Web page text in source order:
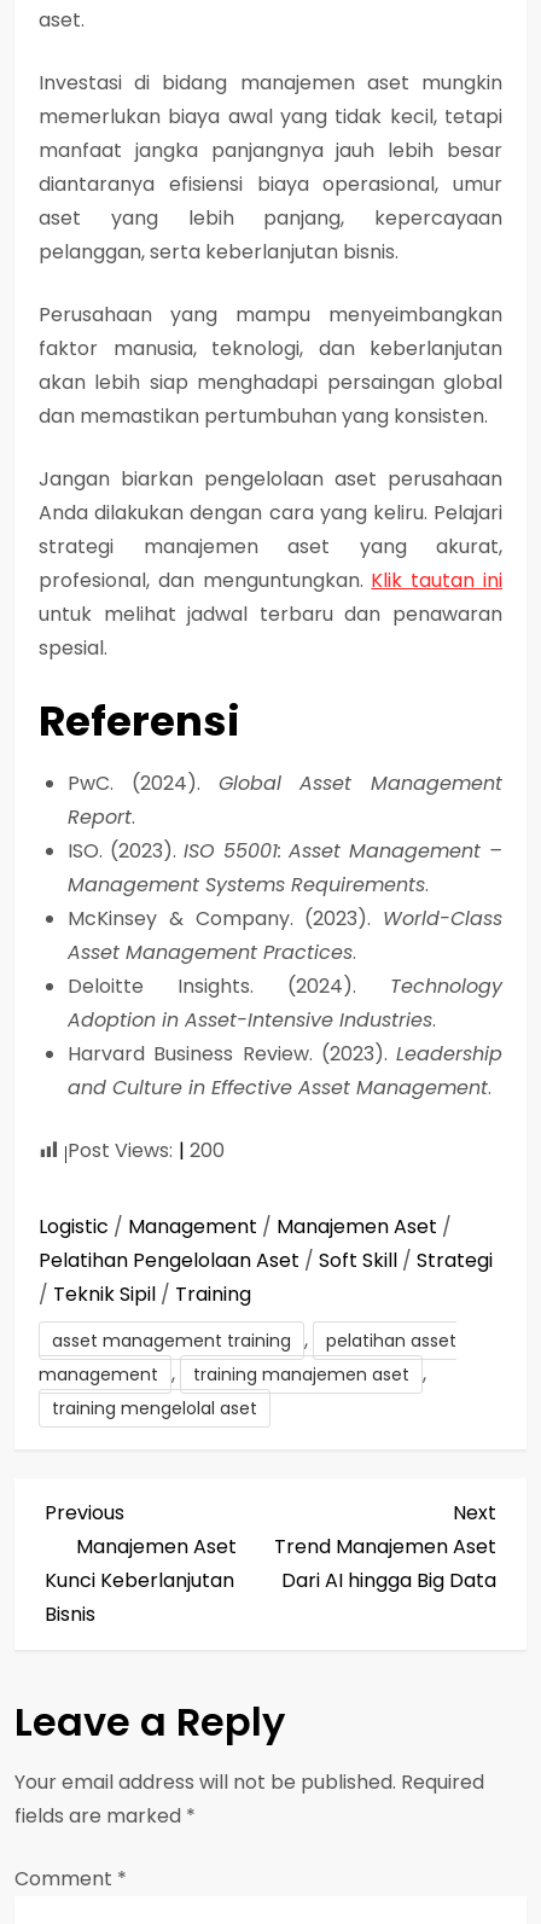
aset.
Investasi di bidang manajemen aset mungkin
memerlukan biaya awal yang tidak kecil, tetapi
manfaat jangka panjangnya jauh lebih besar
diantaranya efisiensi biaya operasional, umur
aset yang lebih panjang, kepercayaan
pelanggan, serta keberlanjutan bisnis.
Perusahaan yang mampu menyeimbangkan
faktor manusia, teknologi, dan keberlanjutan
akan lebih siap menghadapi persaingan global
dan memastikan pertumbuhan yang konsisten.
Jangan biarkan pengelolaan aset perusahaan
Anda dilakukan dengan cara yang keliru. Pelajari
strategi manajemen aset yang akurat,
profesional, dan menguntungkan. Klik tautan ini
untuk melihat jadwal terbaru dan penawaran
spesial.
Referensi
PwC. (2024). Global Asset Management
Report.
ISO. (2023). ISO 55001: Asset Management –
Management Systems Requirements.
McKinsey & Company. (2023). World-Class
Asset Management Practices.
Deloitte Insights. (2024). Technology
Adoption in Asset-Intensive Industries.
Harvard Business Review. (2023). Leadership
and Culture in Effective Asset Management.
Post Views: 200
Logistic / Management / Manajemen Aset /
Pelatihan Pengelolaan Aset / Soft Skill / Strategi
/ Teknik Sipil / Training
asset management training ,
pelatihan asset
management , training manajemen aset ,
training mengelolal aset
P
o
s
n
a
v
i
Previous
Post
Previous
Manajemen Aset
Kunci Keberlanjutan
Bisnis
Next
Trend Manajemen Aset
Dari AI hingga Big Data
Leave a Reply
Your email address will not be published. Required
fields are marked *
Comment *